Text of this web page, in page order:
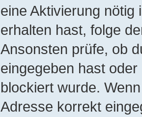
eine Aktivierung nötig
erhalten hast, folge
Ansonsten prüfe, ob
eingegeben hast
blockiert wurde.
Adresse korrekt